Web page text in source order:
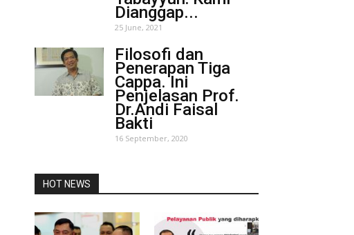
Dianggap...
25 June, 2021
Filosofi dan
Penerapan Tiga
Cappa. Ini
Penjelasan Prof.
Dr.Andi Faisal
Bakti
16 September, 2020
HOT NEWS